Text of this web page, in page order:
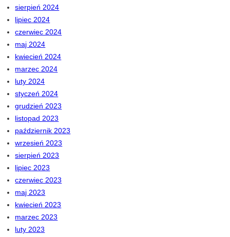
sierpień 2024
lipiec 2024
czerwiec 2024
maj 2024
kwiecień 2024
marzec 2024
luty 2024
styczeń 2024
grudzień 2023
listopad 2023
październik 2023
wrzesień 2023
sierpień 2023
lipiec 2023
czerwiec 2023
maj 2023
kwiecień 2023
marzec 2023
luty 2023